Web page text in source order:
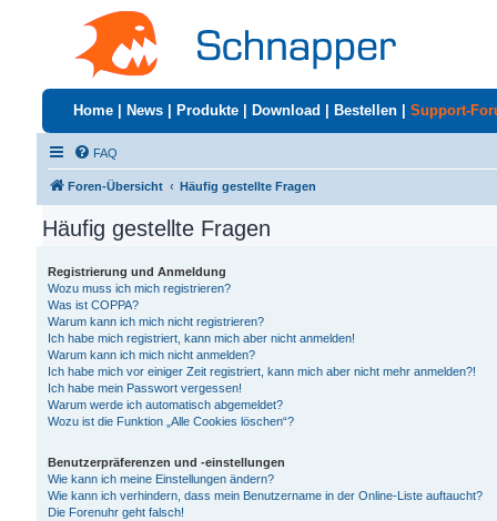
Home News Produkte Download Bestellen Support-
FAQ
Foren-Übersicht Häufig gestellte Fragen
Häufig gestellte Fragen
Registrierung und Anmeldung
Wozu muss ich mich registrieren?
Was ist COPPA?
Warum kann ich mich nicht registrieren?
Ich habe mich registriert, kann mich aber nicht anmelden!
Warum kann ich mich nicht anmelden?
Ich habe mich vor einiger Zeit registriert, kann mich aber nicht mehr anmelden?!
Ich habe mein Passwort vergessen!
Warum werde ich automatisch abgemeldet?
Wozu ist die Funktion „Alle Cookies löschen“?
Benutzerpräferenzen und -einstellungen
Wie kann ich meine Einstellungen ändern?
Wie kann ich verhindern, dass mein Benutzername in der Online-Liste auftaucht?
Die Forenuhr geht falsch!